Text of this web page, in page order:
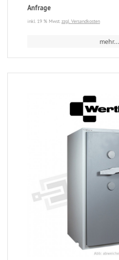
Anfrage
inkl. 19 % Mwst.zzgl. Versandkosten
mehr...